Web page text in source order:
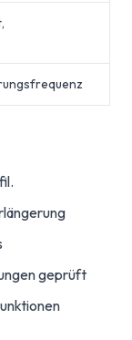
geprüft